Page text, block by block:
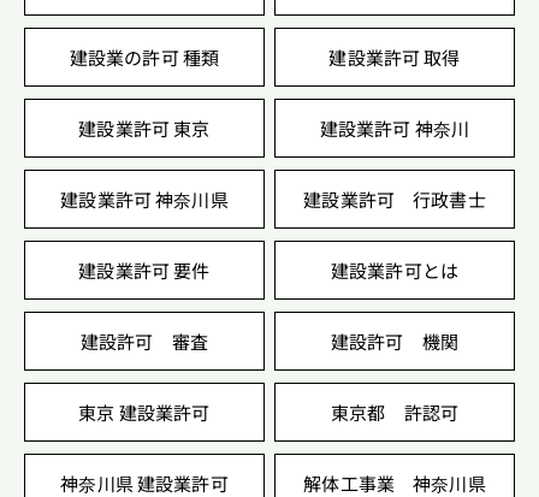
建設業の許可 種類 建設業許可 取得
建設業許可 東京 建設業許可 神奈川
建設業許可 神奈川県 建設業許可 行政書士
建設業許可 要件 建設業許可とは
建設許可 審査 建設許可 機関
東京 建設業許可 東京都 許認可
神奈川県 建設業許可 解体工事業 神奈川県